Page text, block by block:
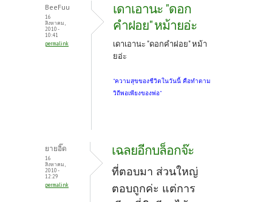
BeeFuu
16
สิงหาคม,
2010 -
10:41
permalink
เดาเอานะ "ดอก
คำฝอย" หม้ายอ่ะ
เดาเอานะ "ดอกคำฝอย" หม้า
ยอ่ะ
"ความสุขของชีวิตในวันนี้ คือทำตาม
วิถีพอเพียงของพ่อ"
ยายอิ๊ด
16
สิงหาคม,
2010 -
12:29
permalink
เฉลยอีกบล็อกจ๊ะ
ที่ตอบมา ส่วนใหญ่
ตอบถูกค่ะ แต่การ